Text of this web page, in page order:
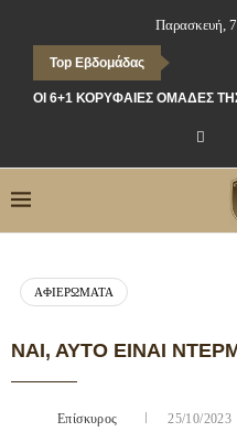
Παρασκευή,
Top Εβδομάδας
ΟΙ 6+1 ΚΟΡΥΦΑΊΕΣ ΟΜΆΔΕΣ
ΑΦΙΕΡΏΜΑΤΑ
ΝΑΙ, ΑΥΤΌ ΕΊΝΑΙ
Επίσκυρος 25/10/